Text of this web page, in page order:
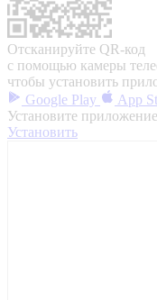
Отсканируйте QR-код
с помощью камеры
чтобы установить
Google Play
App
Установите
Установить